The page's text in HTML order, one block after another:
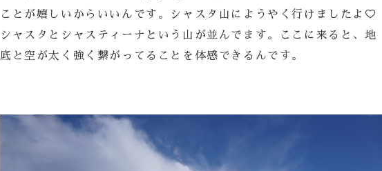
ことが嬉しいからいいんです。シャスタ山にようやく行けましたよ♡
シャスタとシャスティーナという山が並んでます。ここに来ると、地
底と空が太く強く繋がってることを体感できるんです。